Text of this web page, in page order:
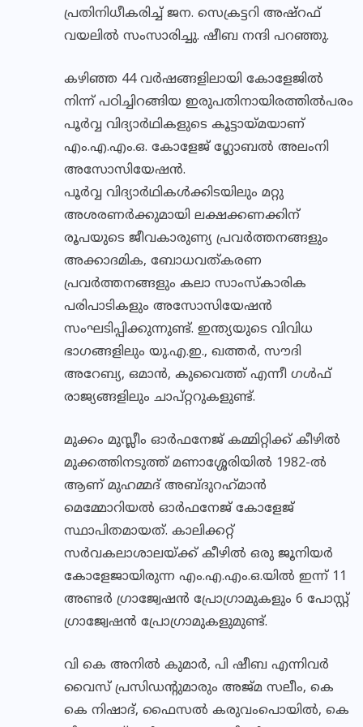
പ്രതിനിധീകരിച്ച് ജന. സെക്രട്ടറി അഷ്റഫ്
വയലില്‍ സംസാരിച്ചു. ഷീബ നന്ദി പറഞ്ഞു.
കഴിഞ്ഞ 44 വര്‍ഷങ്ങളിലായി കോളേജില്‍
നിന്ന് പഠിച്ചിറങ്ങിയ ഇരുപതിനായിരത്തില്‍പരം
പൂര്‍വ്വ വിദ്യാര്‍ഥികളുടെ കൂട്ടായ്മയാണ്
എം.എ.എം.ഒ. കോളേജ് ഗ്ലോബല്‍ അലംനി
അസോസിയേഷന്‍.
പൂര്‍വ്വ വിദ്യാര്‍ഥികള്‍ക്കിടയിലും മറ്റു
അശരണര്‍ക്കുമായി ലക്ഷക്കണക്കിന്
രൂപയുടെ ജീവകാരുണ്യ പ്രവര്‍ത്തനങ്ങളും
അക്കാദമിക, ബോധവത്കരണ
പ്രവര്‍ത്തനങ്ങളും കലാ സാംസ്‌കാരിക
പരിപാടികളും അസോസിയേഷന്‍
സംഘടിപ്പിക്കുന്നുണ്ട്. ഇന്ത്യയുടെ വിവിധ
ഭാഗങ്ങളിലും യു.എ.ഇ., ഖത്തര്‍, സൗദി
അറേബ്യ, ഒമാന്‍, കുവൈത്ത് എന്നീ ഗള്‍ഫ്
രാജ്യങ്ങളിലും ചാപ്റ്ററുകളുണ്ട്.
മുക്കം മുസ്ലീം ഓര്‍ഫനേജ് കമ്മിറ്റിക്ക് കീഴില്‍
മുക്കത്തിനടുത്ത് മണാശ്ശേരിയില്‍ 1982-ല്‍
ആണ് മുഹമ്മദ് അബ്ദുറഹ്‌മാന്‍
മെമ്മോറിയല്‍ ഓര്‍ഫനേജ് കോളേജ്
സ്ഥാപിതമായത്. കാലിക്കറ്റ്
സര്‍വകലാശാലയ്ക്ക് കീഴില്‍ ഒരു ജൂനിയര്‍
കോളേജായിരുന്ന എം.എ.എം.ഒ.യില്‍ ഇന്ന് 11
അണ്ടര്‍ ഗ്രാജ്വേഷന്‍ പ്രോഗ്രാമുകളും 6 പോസ്റ്റ്
ഗ്രാജ്വേഷന്‍ പ്രോഗ്രാമുകളുമുണ്ട്.
വി കെ അനില്‍ കുമാര്‍, പി ഷീബ എന്നിവര്‍
വൈസ് പ്രസിഡന്റുമാരും അജ്മ സലീം, കെ
കെ നിഷാദ്, ഫൈസല്‍ കരുവംപൊയില്‍, കെ